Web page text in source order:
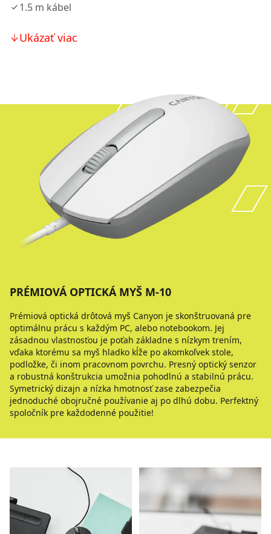
1.5 m kábel
Ukázať viac
PRÉMIOVÁ OPTICKÁ MYŠ M-10
Prémiová optická drôtová myš Canyon je skonštruovaná pre
optimálnu prácu s každým PC, alebo notebookom. Jej
zásadnou vlastnosťou je poťah základne s nízkym trením,
vďaka ktorému sa myš hladko kĺže po akomkoľvek stole,
podložke, či inom pracovnom povrchu. Presný optický senzor
a robustná konštrukcia umožnia pohodlnú a stabilnú prácu.
Symetrický dizajn a nízka hmotnosť zase zabezpečia
jednoduché obojručné používanie aj po dlhú dobu. Perfektný
spoločník pre každodenné použitie!